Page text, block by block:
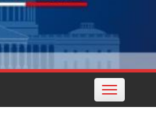
Toggle
navigation